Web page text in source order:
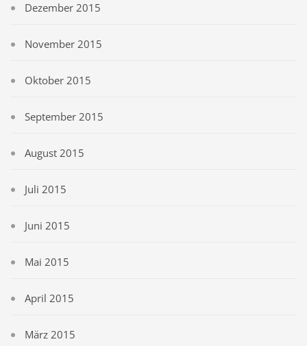
Dezember 2015
November 2015
Oktober 2015
September 2015
August 2015
Juli 2015
Juni 2015
Mai 2015
April 2015
März 2015